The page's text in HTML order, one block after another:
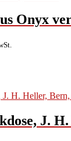
Onyx
J.